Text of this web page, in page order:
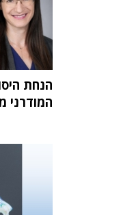
הנחת
המודרני